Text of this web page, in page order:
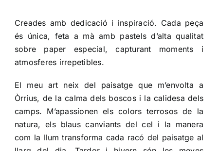
Creades amb dedicació i inspiració. Cada peça
és única, feta a mà amb pastels d’alta qualitat
sobre paper especial, capturant moments i
atmosferes irrepetibles.
El meu art neix del paisatge que m’envolta a
Òrrius, de la calma dels boscos i la calidesa dels
camps. M’apassionen els colors terrosos de la
natura, els blaus canviants del cel i la manera
com la llum transforma cada racó del paisatge al